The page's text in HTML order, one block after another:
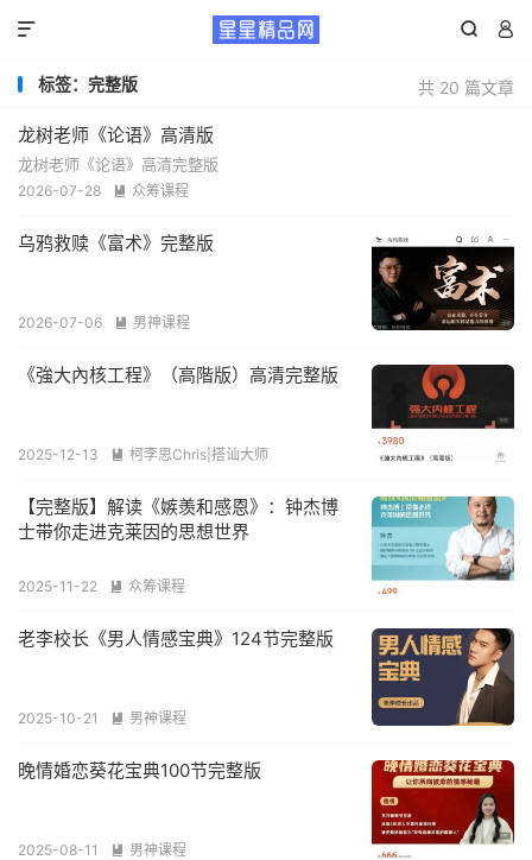
 

共 20 篇文章
标签：完整版
龙树老师《论语》高清版
龙树老师《论语》高清完整版
2026-07-28  众筹课程
乌鸦救赎《富术》完整版
2026-07-06  男神课程
《強大內核工程》（高階版）高清完整版
2025-12-13  柯李思Chris|搭讪大师
【完整版】解读《嫉羡和感恩》：钟杰博
士带你走进克莱因的思想世界
2025-11-22  众筹课程
老李校长《男人情感宝典》124节完整版
2025-10-21  男神课程
晚情婚恋葵花宝典100节完整版
2025-08-11  男神课程